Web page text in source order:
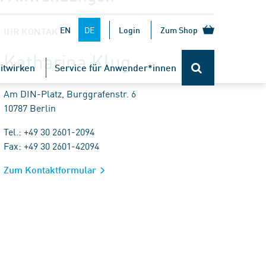
EN DE Login Zum Shop
Service für Anwender*innen
IHR KONTAKT
Katharina Klug
Am DIN-Platz, Burggrafenstr. 6
10787 Berlin
Tel.: +49 30 2601-2094
Fax: +49 30 2601-42094
Zum Kontaktformular